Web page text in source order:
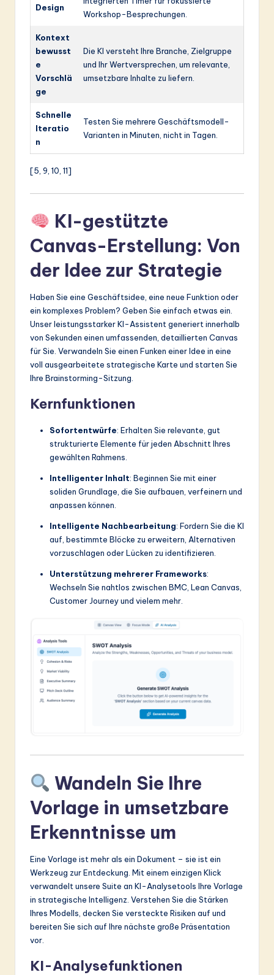
Design
Workshop-Besprechungen.
Kontext
bewusst
e
Vorschlä
ge
Die KI versteht Ihre Branche, Zielgruppe
und Ihr Wertversprechen, um relevante,
umsetzbare Inhalte zu liefern.
Schnelle
Iteratio
n
Testen Sie mehrere Geschäftsmodell-
Varianten in Minuten, nicht in Tagen.
[5, 9, 10, 11]
KI-gestützte
Canvas-Erstellung: Von
der Idee zur Strategie
Haben Sie eine Geschäftsidee, eine neue Funktion oder
ein komplexes Problem? Geben Sie einfach etwas ein.
Unser leistungsstarker KI-Assistent generiert innerhalb
von Sekunden einen umfassenden, detaillierten Canvas
für Sie. Verwandeln Sie einen Funken einer Idee in eine
voll ausgearbeitete strategische Karte und starten Sie
Ihre Brainstorming-Sitzung.
Kernfunktionen
Sofortentwürfe: Erhalten Sie relevante, gut
strukturierte Elemente für jeden Abschnitt Ihres
gewählten Rahmens.
Intelligenter Inhalt: Beginnen Sie mit einer
soliden Grundlage, die Sie aufbauen, verfeinern und
anpassen können.
Intelligente Nachbearbeitung: Fordern Sie die KI
auf, bestimmte Blöcke zu erweitern, Alternativen
vorzuschlagen oder Lücken zu identifizieren.
Unterstützung mehrerer Frameworks:
Wechseln Sie nahtlos zwischen BMC, Lean Canvas,
Customer Journey und vielem mehr.
Wandeln Sie Ihre
Vorlage in umsetzbare
Erkenntnisse um
Eine Vorlage ist mehr als ein Dokument – sie ist ein
Werkzeug zur Entdeckung. Mit einem einzigen Klick
verwandelt unsere Suite an KI-Analysetools Ihre Vorlage
in strategische Intelligenz. Verstehen Sie die Stärken
Ihres Modells, decken Sie versteckte Risiken auf und
bereiten Sie sich auf Ihre nächste große Präsentation
vor.
KI-Analysefunktionen